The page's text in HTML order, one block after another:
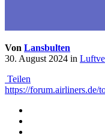
Von Lansbulten
30. August 2024 in
Teilen
https://forum.airliners.de/